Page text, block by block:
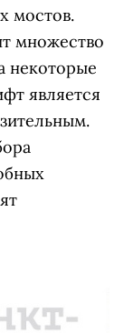
мостов.
множество
некоторые
является